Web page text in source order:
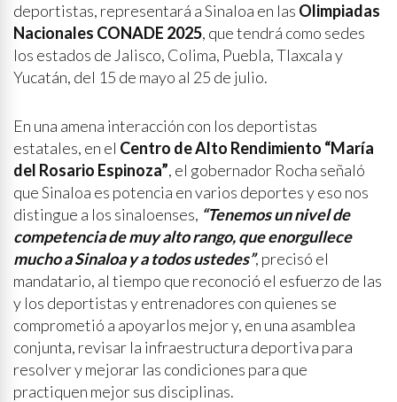
deportistas, representará a Sinaloa en las Olimpiadas
Nacionales CONADE 2025, que tendrá como sedes
los estados de Jalisco, Colima, Puebla, Tlaxcala y
Yucatán, del 15 de mayo al 25 de julio.
En una amena interacción con los deportistas
estatales, en el Centro de Alto Rendimiento “María
del Rosario Espinoza”, el gobernador Rocha señaló
que Sinaloa es potencia en varios deportes y eso nos
distingue a los sinaloenses, “Tenemos un nivel de
competencia de muy alto rango, que enorgullece
mucho a Sinaloa y a todos ustedes”, precisó el
mandatario, al tiempo que reconoció el esfuerzo de las
y los deportistas y entrenadores con quienes se
comprometió a apoyarlos mejor y, en una asamblea
conjunta, revisar la infraestructura deportiva para
resolver y mejorar las condiciones para que
practiquen mejor sus disciplinas.